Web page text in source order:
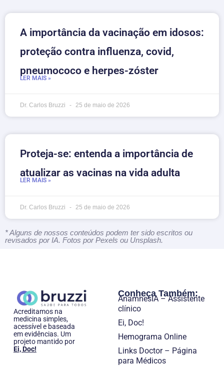
A importância da vacinação em idosos:
proteção contra influenza, covid,
pneumococo e herpes-zóster
LER MAIS »
Dr. Carlos Bruzzi 25 de maio de 2026
Proteja-se: entenda a importância de
atualizar as vacinas na vida adulta
LER MAIS »
Dr. Carlos Bruzzi 25 de maio de 2026
* Alguns de nossos conteúdos podem ter sido escritos ou
revisados por IA. Fotos por Pexels ou Unsplash.
Acreditamos na
medicina simples,
acessível e baseada
em evidências. Um
projeto mantido por
Ei, Doc!
Conheça Também:
AnamnesIA – Assistente
clínico
Ei, Doc!
Hemograma Online
Links Doctor – Página
para Médicos